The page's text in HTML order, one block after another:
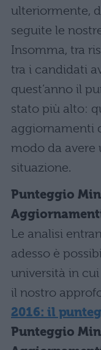
ulteriormente,
seguite le
Insomma, tra
tra i candidati
quest’anno il
stato più alto:
aggiornamenti
modo da avere
situazione.
Punteggio
Le analisi
adesso è
università in
il nostro
2016: il
Punteggio